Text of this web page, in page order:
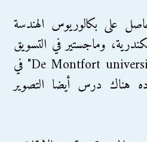
على بكالوريوس الهندسة
وماجستير في التسويق
الاستراتيجي في جامعة "De Montfort university" في
هناك درس أيضا التصوير